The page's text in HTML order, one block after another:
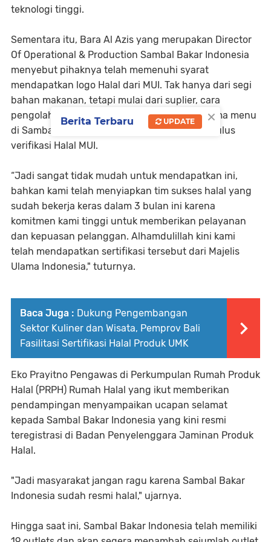
teknologi tinggi.
Sementara itu, Bara Al Azis yang merupakan Director
Of Operational & Production Sambal Bakar Indonesia
menyebut pihaknya telah memenuhi syarat
mendapatkan logo Halal dari MUI. Tak hanya dari segi
bahan makanan, tetapi mulai dari suplier, cara
pengolahan, alat yang digunakan, hingga nama menu
di Sambal Bakar Indonesia semuanya sudah lulus
verifikasi Halal MUI.
“Jadi sangat tidak mudah untuk mendapatkan ini,
bahkan kami telah menyiapkan tim sukses halal yang
sudah bekerja keras dalam 3 bulan ini karena
komitmen kami tinggi untuk memberikan pelayanan
dan kepuasan pelanggan. Alhamdulillah kini kami
telah mendapatkan sertifikasi tersebut dari Majelis
Ulama Indonesia," tuturnya.
Baca Juga : Dukung Pengembangan
Sektor Kuliner dan Wisata, Pemprov Bali
Fasilitasi Sertifikasi Halal Produk UMK
Eko Prayitno Pengawas di Perkumpulan Rumah Produk
Halal (PRPH) Rumah Halal yang ikut memberikan
pendampingan menyampaikan ucapan selamat
kepada Sambal Bakar Indonesia yang kini resmi
teregistrasi di Badan Penyelenggara Jaminan Produk
Halal.
"Jadi masyarakat jangan ragu karena Sambal Bakar
Indonesia sudah resmi halal," ujarnya.
Hingga saat ini, Sambal Bakar Indonesia telah memiliki
×
Berita Terbaru UPDATE